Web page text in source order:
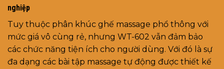
nghiệp
Tuy thuộc phân khúc ghế massage phổ thông với
mức giá vô cùng rẻ, nhưng WT-602 vẫn đảm bảo
các chức năng tiện ích cho người dùng. Với đó là sự
đa dạng các bài tập massage tự động được thiết kế